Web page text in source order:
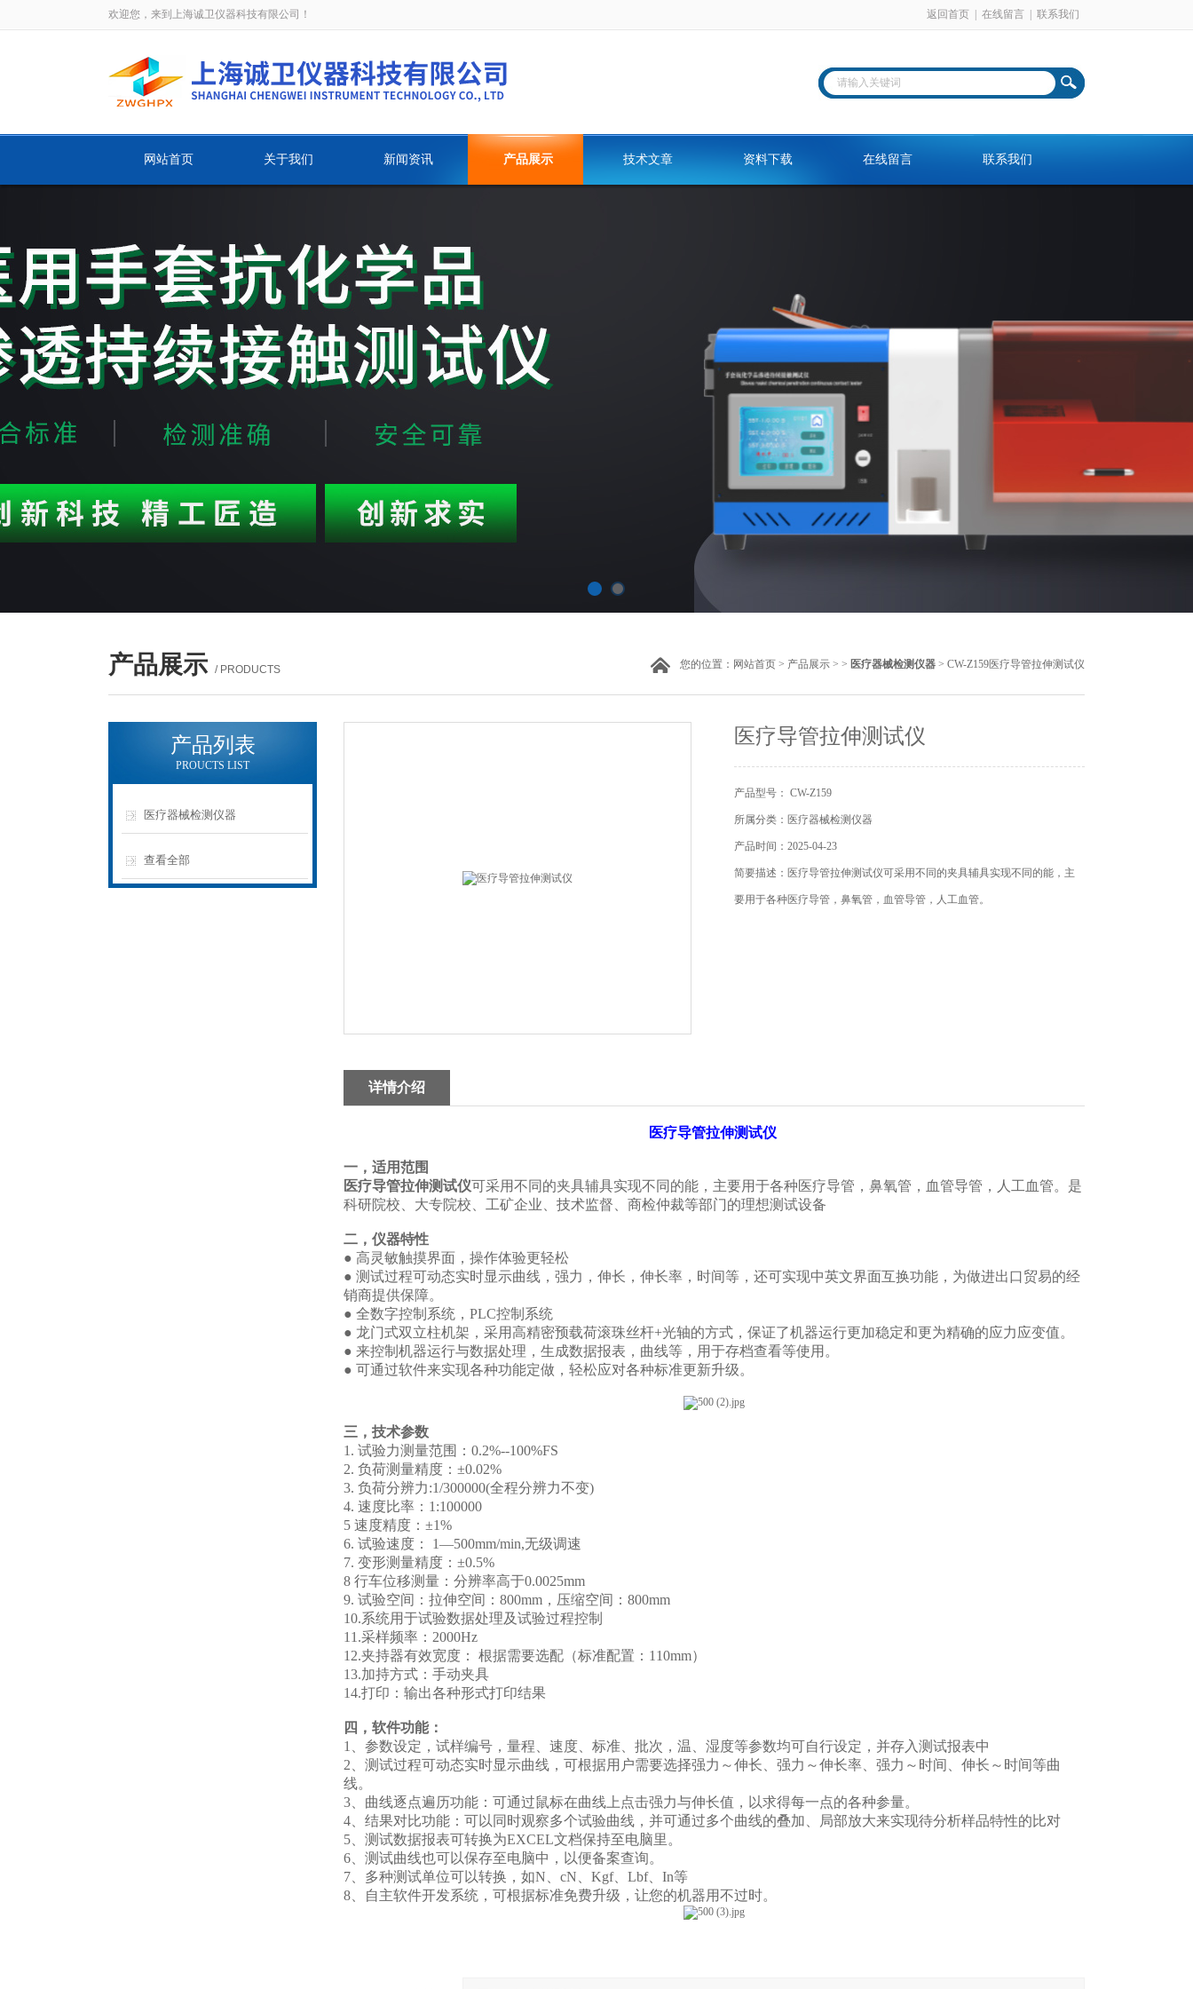
欢迎您，来到上海诚卫仪器科技有限公司！ 返回首页 在线留言 联系我们
网站首页 关于我们 新闻资讯 产品展示 技术文章 资料下载 在线留言 联系我们
产品展示 / PRODUCTS 您的位置： 网站首页 > 产品展示 > > 医疗器械检测仪器 > CW-Z159医疗导管拉伸测试仪
产品列表
PROUCTS LIST
医疗器械检测仪器
查看全部
医疗导管拉伸测试仪
产品型号： CW-Z159
所属分类：医疗器械检测仪器
产品时间：2025-04-23
简要描述：医疗导管拉伸测试仪可采用不同的夹具辅具实现不同的能，主
要用于各种医疗导管，鼻氧管，血管导管，人工血管。
详情介绍
医疗导管拉伸测试仪
一， 适用范围
医疗导管拉伸测试仪可采用不同的夹具辅具实现不同的能，主要用于各种医疗导管，鼻氧管，血管导管，人工血管。是
科研院校、大专院校、工矿企业、技术监督、商检仲裁等部门的理想测试设备
二， 仪器特性
● 高灵敏触摸界面，操作体验更轻松
● 测试过程可动态实时显示曲线，强力，伸长，伸长率，时间等，还可实现中英文界面互换功能，为做进出口贸易的经
销商提供保障。
● 全数字控制系统， PLC控制系统
● 龙门式双立柱机架，采用高精密预载荷滚珠丝杆+光轴的方式，保证了机器运行更加稳定和更为精确的应力应变值。
● 来控制机器运行与数据处理，生成数据报表，曲线等，用于存档查看等使用。
● 可通过软件来实现各种功能定做，轻松应对各种标准更新升级。
三， 技术参数
1 . 试验力测量范围： 0.2%--100%FS
2. 负荷测量精度： ±0.02%
3. 负荷分辨力:1/300000(全程分辨力不变)
4. 速度比率： 1:100000
5 速度精度： ±1%
6. 试验速度： 1—500mm/min,无级调速
7. 变形测量精度： ±0.5%
8 行车位移测量：分辨率高于0.0025mm
9. 试验空间：拉伸空间： 800mm ， 压缩空间： 800mm
10.系统用于试验数据处理及试验过程控制
1 1.采样频率： 2000Hz
1 2.夹持器有效宽度： 根据需要选配（标准配置： 110mm）
13.加持方式：手动夹具
14.打印：输出各种形式打印结果
四， 软件功能：
1
、参数设定，试样编号，量程、速度、标准、批次，温、湿度等参数均可自行设定，并存入测试报表中
2 、测试过程可动态实时显示曲线，可根据用户需要选择强力～伸长、强力～伸长率、强力～时间、伸长～时间等曲
线。
3 、曲线逐点遍历功能：可通过鼠标在曲线上点击强力与伸长值，以求得每一点的各种参量。
4 、结果对比功能：可以同时观察多个试验曲线，并可通过多个曲线的叠加、局部放大来实现待分析样品特性的比对
5 、测试数据报表可转换为EXCEL文档保持至电脑里。
6 、测试曲线也可以保存至电脑中，以便备案查询。
7 、多种测试单位可以转换，如N cN Kgf、 Lbf、 In等
8 、自主软件开发系统，可根据标准免费升级，让您的机器用不过时。